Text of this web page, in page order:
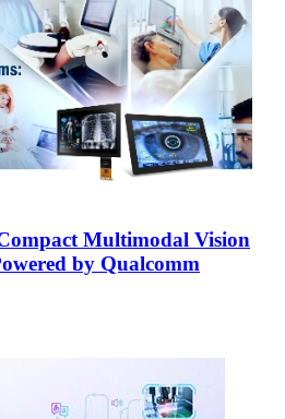
Multimodal Vision
by Qualcomm